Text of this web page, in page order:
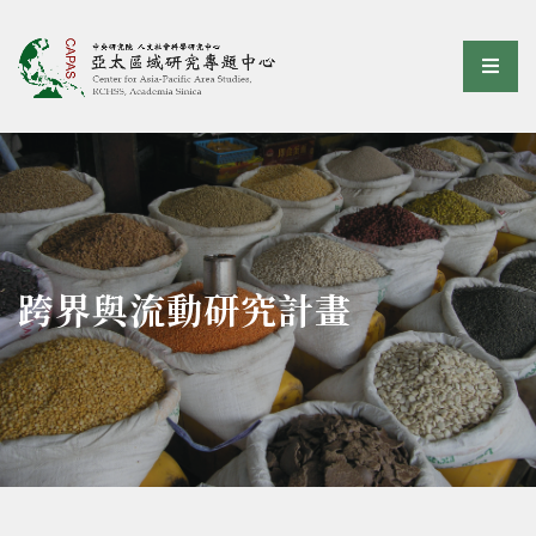
亞太區域研究專題中心選
:::
跨界與流動研究計畫